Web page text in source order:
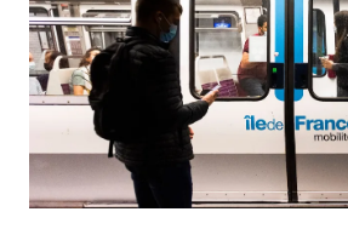
Email Facebook
Whatsapp